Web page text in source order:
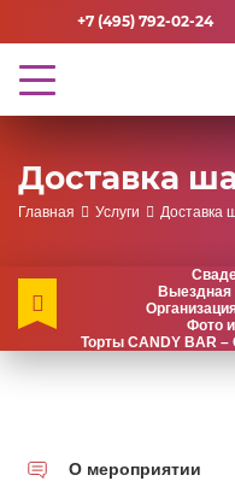
+7 (495) 792-02-24
Доставка
Главная Услуги Доставка
Выездная
Фото
Торты CANDY BAR
О мероприятии